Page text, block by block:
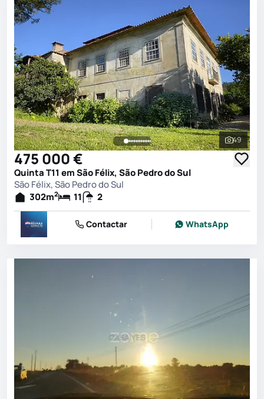
Ver
49
475 000 €
Quinta T11 em São Félix, São Pedro do Sul
São Félix, São Pedro do Sul
302m2 11 2
Contactar WhatsApp